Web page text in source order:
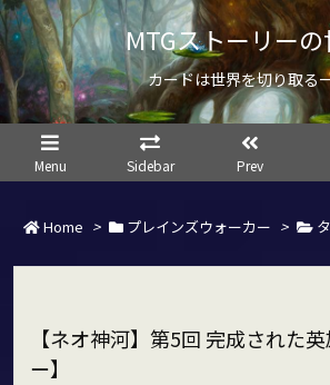
MTGストーリー
カードは世界を切り取る
Menu Sidebar Prev
Home > プレインズウォーカー >
【ネオ神河】第5回 完成された
ー】